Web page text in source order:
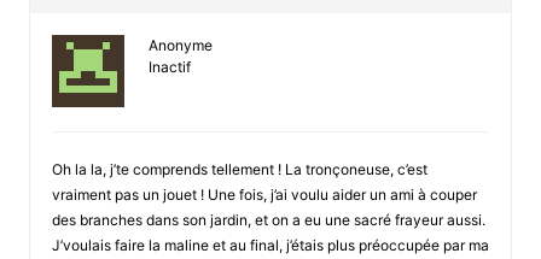
Anonyme
Inactif
Oh la la, j’te comprends tellement ! La tronçoneuse, c’est
vraiment pas un jouet ! Une fois, j’ai voulu aider un ami à couper
des branches dans son jardin, et on a eu une sacré frayeur aussi.
J’voulais faire la maline et au final, j’étais plus préoccupée par ma